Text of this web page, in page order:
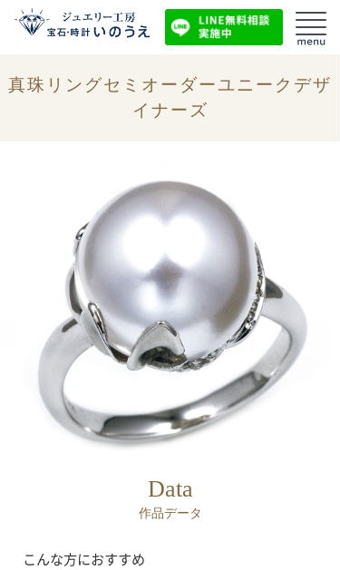
真珠リングセミオーダーユニークデザ
イナーズ
Data
作品データ
こんな方におすすめ